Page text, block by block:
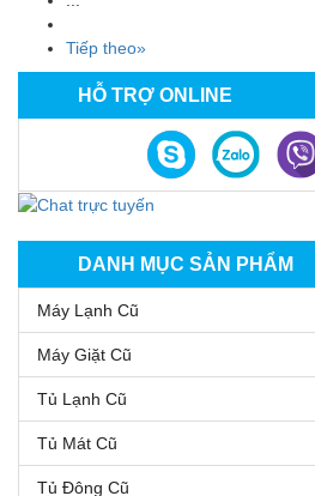
HỖ TRỢ ONLINE
DANH MỤC SẢN PHẨM
Máy Lạnh Cũ
Máy Giặt Cũ
Tủ Lạnh Cũ
Tủ Mát Cũ
Tủ Đông Cũ
Tiếp theo»